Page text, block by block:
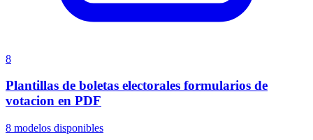
8
Plantillas de boletas electorales formularios de
votacion en PDF
8 modelos disponibles